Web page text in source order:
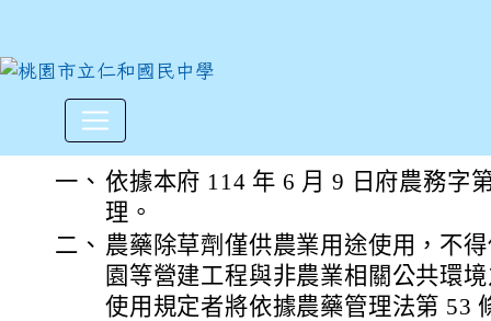
農業部宣導農藥僅供農業使用
一、 依據本府 114 年 6 月 9 日府農務字
理。
二、 農藥除草劑僅供農業用途使用，不
園等營建工程與非農業相關公共環
使用規定者將依據農藥管理法第 53